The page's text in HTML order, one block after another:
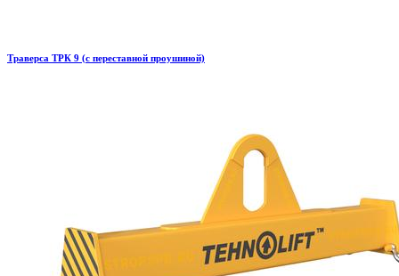
Траверса ТРК 9 (с переставной проушиной)